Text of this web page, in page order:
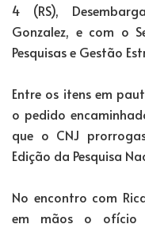
4 (RS),
Gonzalez, e com o
Pesquisas e Gestão
Entre os itens em
o pedido
que o CNJ
Edição da Pesquisa
No encontro com
em mãos o ofício